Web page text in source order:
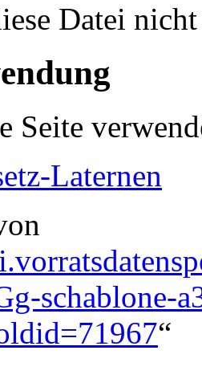
Datei
Seite
Laternen
schablone-
“